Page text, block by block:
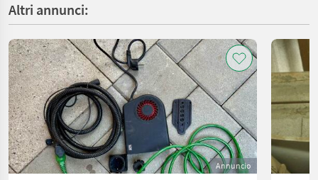
Altri annunci:
Annuncio